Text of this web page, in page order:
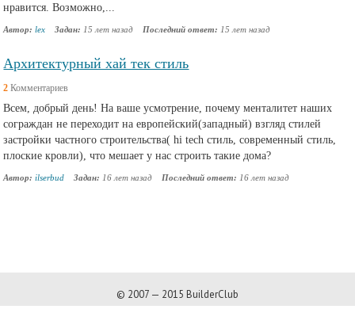
нравится. Возможно,...
Автор: lex Задан: 15 лет назад Последний ответ: 15 лет назад
Архитектурный хай тек стиль
2 Комментариев
Всем, добрый день! На ваше усмотрение, почему менталитет наших
сограждан не переходит на европейский(западный) взгляд стилей
застройки частного строительства( hi tech стиль, современный стиль,
плоские кровли), что мешает у нас строить такие дома?
Автор: ilserbud Задан: 16 лет назад Последний ответ: 16 лет назад
© 2007 — 2015 BuilderClub